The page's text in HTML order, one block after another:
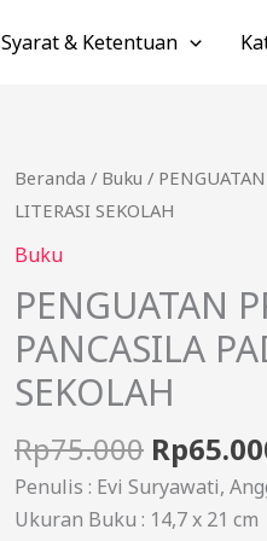
Syarat & Ketentuan
Beranda / Buku /
LITERASI SEKOLAH
Buku
PENGUATAN
PANCASILA
SEKOLAH
Rp75.000
Harga
aslinya
Rp
Penulis : Evi Suryawati,
Ukuran Buku : 14,7 x 21 cm
Kuantitas
PENGUATAN
PROFIL
PANCASILA
PADA
LITERASI
SEKOLAH